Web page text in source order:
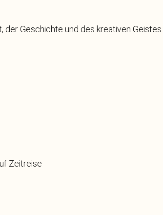
der Geschichte und des kreativen Geistes.
Zeitreise